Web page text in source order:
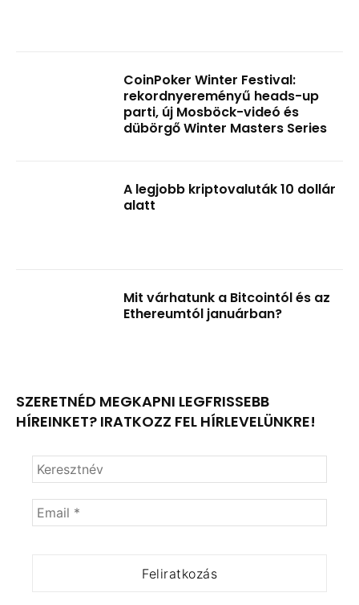
CoinPoker Winter Festival:
rekordnyereményű heads-up
parti, új Mosböck-videó és
dübörgő Winter Masters Series
A legjobb kriptovaluták 10 dollár
alatt
Mit várhatunk a Bitcointól és az
Ethereumtól januárban?
SZERETNÉD MEGKAPNI LEGFRISSEBB
HÍREINKET? IRATKOZZ FEL HÍRLEVELÜNKRE!